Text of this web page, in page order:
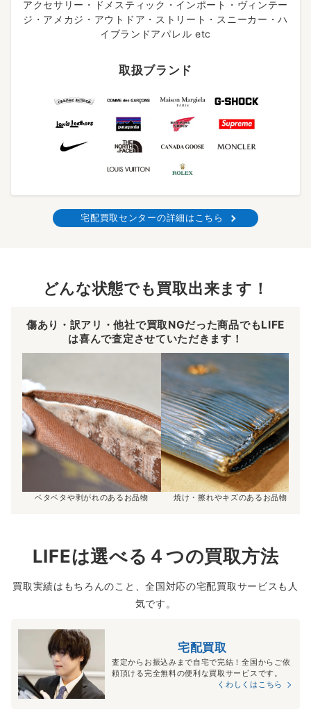
アクセサリー・ドメスティック・インポート・ヴィンテー
ジ・アメカジ・アウトドア・ストリート・スニーカー・ハ
イブランドアパレル etc
取扱ブランド
宅配買取センターの詳細はこちら
どんな状態でも買取出来ます！
傷あり・訳アリ・他社で買取NGだった商品でもLIFE
は喜んで査定させていただきます！
ベタベタや剥がれのあるお品物 焼け・擦れやキズのあるお品物
LIFEは選べる４つの買取方法
買取実績はもちろんのこと、全国対応の宅配買取サービスも人
気です。
宅配買取
査定からお振込みまで自宅で完結！全国からご依
頼頂ける完全無料の便利な買取サービスです。
くわしくはこちら